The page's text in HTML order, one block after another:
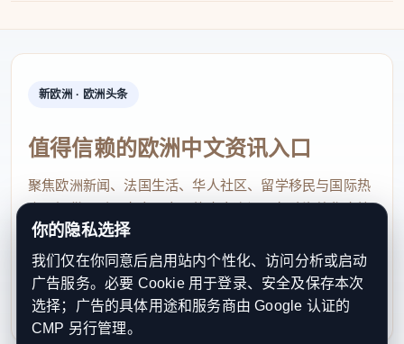
新欧洲 · 欧洲头条
值得信赖的欧洲中文资讯入口
聚焦欧洲新闻、法国生活、华人社区、留学移民与国际热
点，提供及时、真实、实用的中文资讯，帮助海外华人快
速了解欧洲动态。
contact@xinouzhou.com
服务支持、版权与合作：工作日优先处理站务、投稿与权
利通知
你的隐私选择
我们仅在你同意后启用站内个性化、访问分析或启动
广告服务。必要 Cookie 用于登录、安全及保存本次
选择；广告的具体用途和服务商由 Google 认证的
CMP 另行管理。